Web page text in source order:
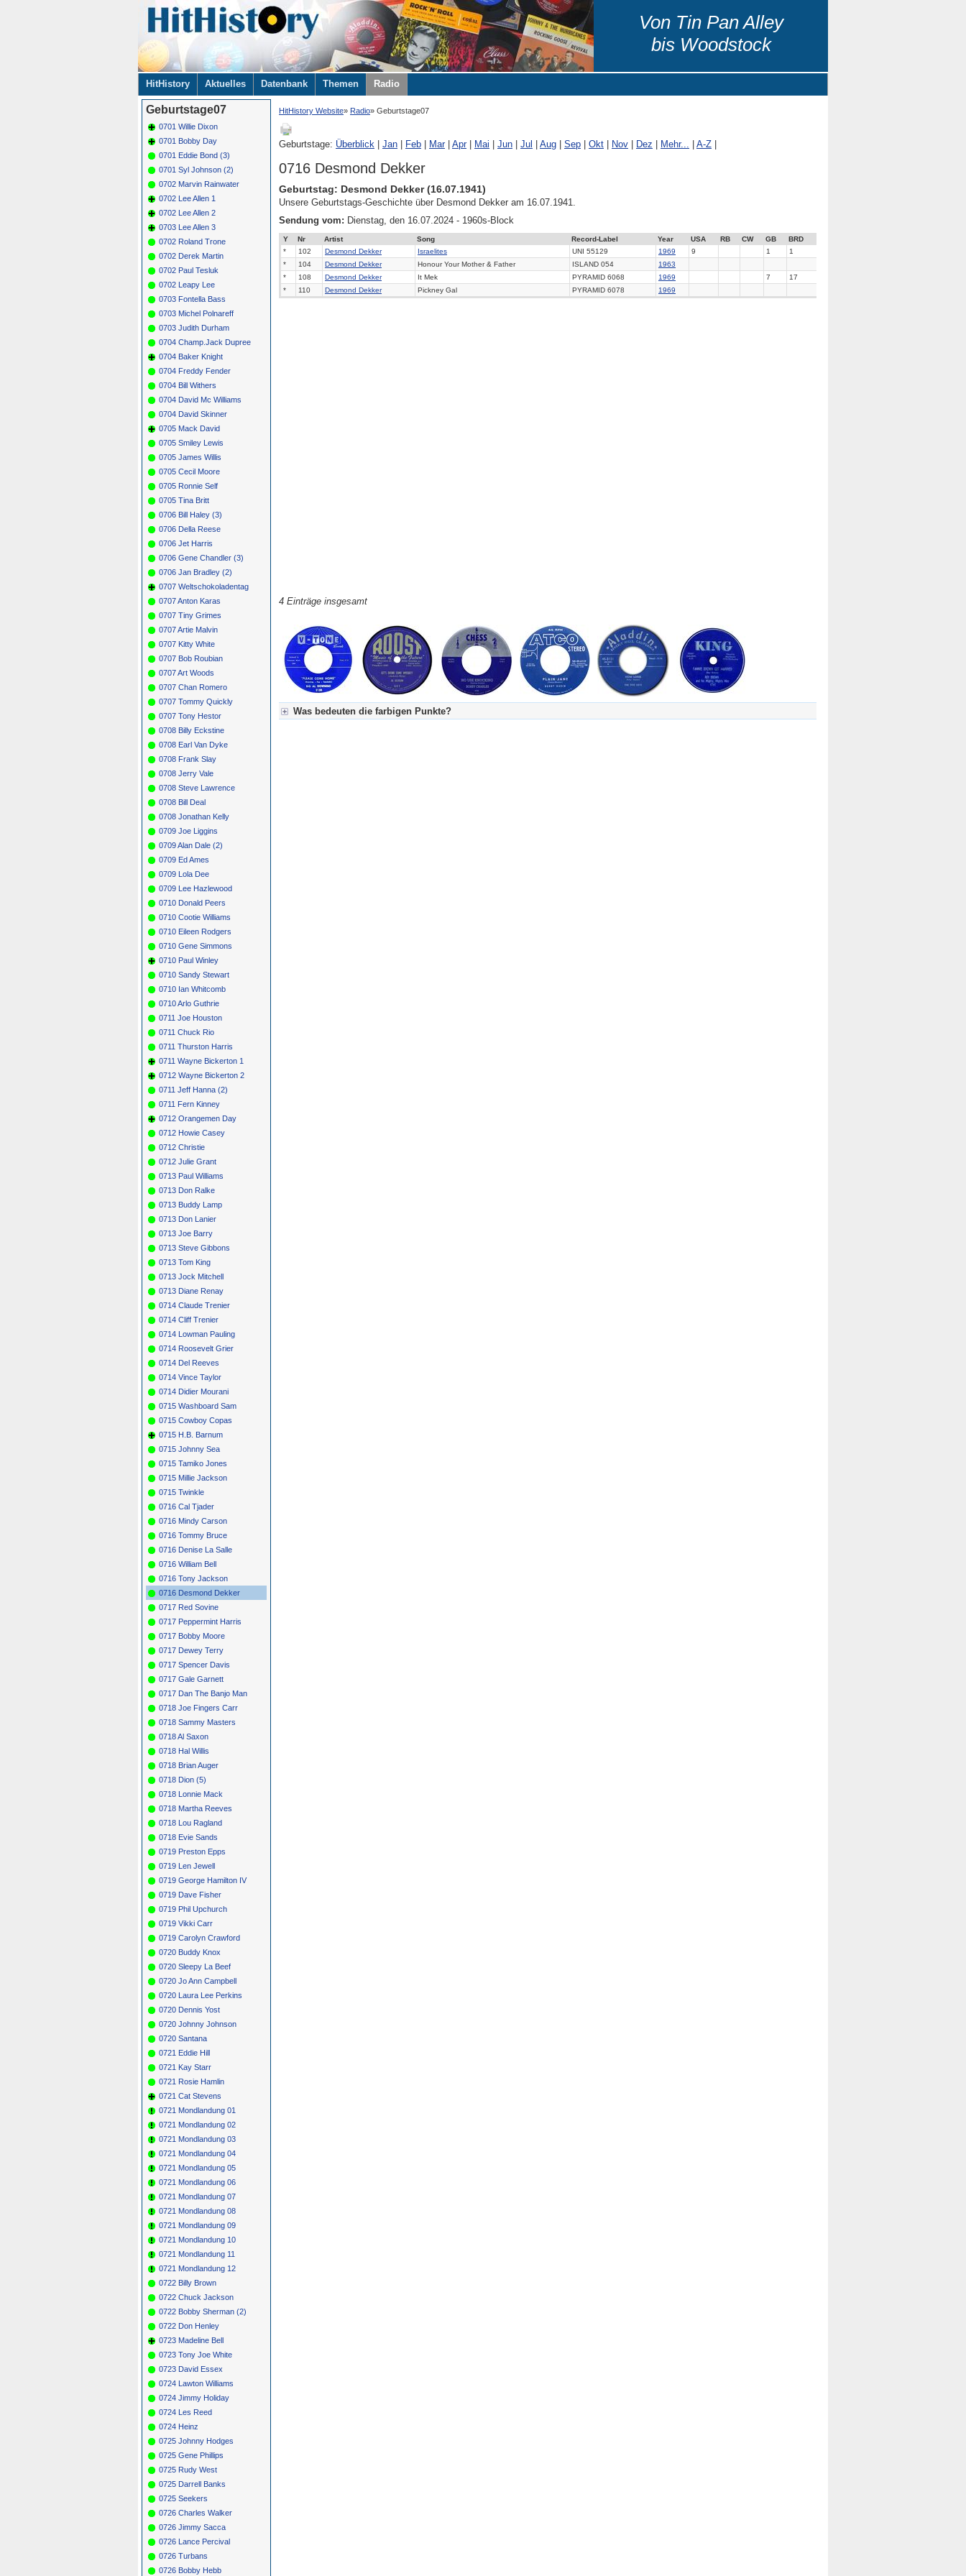
Von Tin Pan Alley
bis Woodstock
Navigation
überspringen
HitHistory Aktuelles Datenbank Themen Radio
HitHistory Website Radio Geburtstage07
Geburtstage: Überblick Jan Feb Mar| Apr| Mai Jun Jul Aug Sep Okt Nov Dez Mehr... A-Z
0716 Desmond Dekker
Geburtstag: Desmond Dekker (16.07.1941)
Unsere Geburtstags-Geschichte über Desmond Dekker am 16.07.1941.
Sendung vom: Dienstag, den 16.07.2024 - 1960s-Block
Y Nr Artist Song Record-Label Year USA RB CW GB
BRD
*
102 Desmond Dekker Israelites UNI 55129 1969 9 1
1
*
104 Desmond Dekker Honour Your Mother & Father ISLAND 054
1963
*
108 Desmond Dekker It Mek PYRAMID 6068 1969 7
17
*
110 Desmond Dekker Pickney Gal PYRAMID 6078 1969
4 Einträge insgesamt
Was bedeuten die farbigen Punkte?
Geburtstage07
0701 Willie Dixon
0701 Bobby Day
0701 Eddie Bond (3)
0701 Syl Johnson (2)
0702 Marvin Rainwater
0702 Lee Allen 1
0702 Lee Allen 2
0703 Lee Allen 3
0702 Roland Trone
0702 Derek Martin
0702 Paul Tesluk
0702 Leapy Lee
0703 Fontella Bass
0703 Michel Polnareff
0703 Judith Durham
0704 Champ.Jack Dupree
0704 Baker Knight
0704 Freddy Fender
0704 Bill Withers
0704 David Mc Williams
0704 David Skinner
0705 Mack David
0705 Smiley Lewis
0705 James Willis
0705 Cecil Moore
0705 Ronnie Self
0705 Tina Britt
0706 Bill Haley (3)
0706 Della Reese
0706 Jet Harris
0706 Gene Chandler (3)
0706 Jan Bradley (2)
0707 Weltschokoladentag
0707 Anton Karas
0707 Tiny Grimes
0707 Artie Malvin
0707 Kitty White
0707 Bob Roubian
0707 Art Woods
0707 Chan Romero
0707 Tommy Quickly
0707 Tony Hestor
0708 Billy Eckstine
0708 Earl Van Dyke
0708 Frank Slay
0708 Jerry Vale
0708 Steve Lawrence
0708 Bill Deal
0708 Jonathan Kelly
0709 Joe Liggins
0709 Alan Dale (2)
0709 Ed Ames
0709 Lola Dee
0709 Lee Hazlewood
0710 Donald Peers
0710 Cootie Williams
0710 Eileen Rodgers
0710 Gene Simmons
0710 Paul Winley
0710 Sandy Stewart
0710 Ian Whitcomb
0710 Arlo Guthrie
0711 Joe Houston
0711 Chuck Rio
0711 Thurston Harris
0711 Wayne Bickerton 1
0712 Wayne Bickerton 2
0711 Jeff Hanna (2)
0711 Fern Kinney
0712 Orangemen Day
0712 Howie Casey
0712 Christie
0712 Julie Grant
0713 Paul Williams
0713 Don Ralke
0713 Buddy Lamp
0713 Don Lanier
0713 Joe Barry
0713 Steve Gibbons
0713 Tom King
0713 Jock Mitchell
0713 Diane Renay
0714 Claude Trenier
0714 Cliff Trenier
0714 Lowman Pauling
0714 Roosevelt Grier
0714 Del Reeves
0714 Vince Taylor
0714 Didier Mourani
0715 Washboard Sam
0715 Cowboy Copas
0715 H.B. Barnum
0715 Johnny Sea
0715 Tamiko Jones
0715 Millie Jackson
0715 Twinkle
0716 Cal Tjader
0716 Mindy Carson
0716 Tommy Bruce
0716 Denise La Salle
0716 William Bell
0716 Tony Jackson
0716 Desmond Dekker
0717 Red Sovine
0717 Peppermint Harris
0717 Bobby Moore
0717 Dewey Terry
0717 Spencer Davis
0717 Gale Garnett
0717 Dan The Banjo Man
0718 Joe Fingers Carr
0718 Sammy Masters
0718 Al Saxon
0718 Hal Willis
0718 Brian Auger
0718 Dion (5)
0718 Lonnie Mack
0718 Martha Reeves
0718 Lou Ragland
0718 Evie Sands
0719 Preston Epps
0719 Len Jewell
0719 George Hamilton IV
0719 Dave Fisher
0719 Phil Upchurch
0719 Vikki Carr
0719 Carolyn Crawford
0720 Buddy Knox
0720 Sleepy La Beef
0720 Jo Ann Campbell
0720 Laura Lee Perkins
0720 Dennis Yost
0720 Johnny Johnson
0720 Santana
0721 Eddie Hill
0721 Kay Starr
0721 Rosie Hamlin
0721 Cat Stevens
0721 Mondlandung 01
0721 Mondlandung 02
0721 Mondlandung 03
0721 Mondlandung 04
0721 Mondlandung 05
0721 Mondlandung 06
0721 Mondlandung 07
0721 Mondlandung 08
0721 Mondlandung 09
0721 Mondlandung 10
0721 Mondlandung 11
0721 Mondlandung 12
0722 Billy Brown
0722 Chuck Jackson
0722 Bobby Sherman (2)
0722 Don Henley
0723 Madeline Bell
0723 Tony Joe White
0723 David Essex
0724 Lawton Williams
0724 Jimmy Holiday
0724 Les Reed
0724 Heinz
0725 Johnny Hodges
0725 Gene Phillips
0725 Rudy West
0725 Darrell Banks
0725 Seekers
0726 Charles Walker
0726 Jimmy Sacca
0726 Lance Percival
0726 Turbans
0726 Bobby Hebb